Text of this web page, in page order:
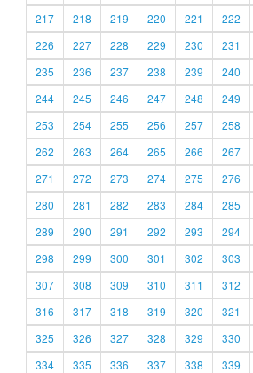
217
218 219 220 221 222
226
227 228 229 230 231
235
236 237 238 239 240
244
245 246 247 248 249
253
254 255 256 257 258
262
263 264 265 266 267
271
272 273 274 275 276
280
281 282 283 284 285
289
290 291 292 293 294
298
299 300 301 302 303
307
308 309 310 311 312
316
317 318 319 320 321
325
326 327 328 329 330
334
335 336 337 338 339